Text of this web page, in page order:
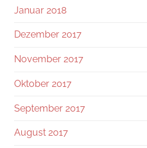
Januar 2018
Dezember 2017
November 2017
Oktober 2017
September 2017
August 2017